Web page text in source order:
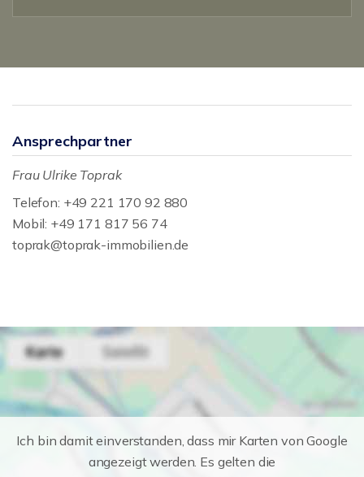
Ansprechpartner
Frau Ulrike Toprak
Telefon: +49 221 170 92 880
Mobil: +49 171 817 56 74
toprak@toprak-immobilien.de
Ich bin damit einverstanden, dass mir Karten von Google
angezeigt werden. Es gelten die